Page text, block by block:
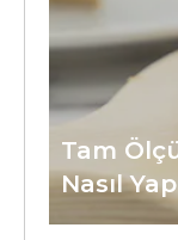
Tam
Nasıl